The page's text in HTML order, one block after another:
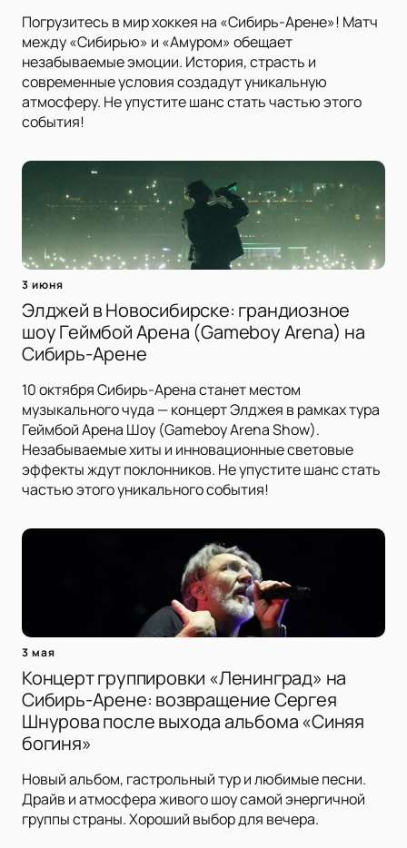
Погрузитесь в мир хоккея на «Сибирь-Арене»! Матч
между «Сибирью» и «Амуром» обещает
незабываемые эмоции. История, страсть и
современные условия создадут уникальную
атмосферу. Не упустите шанс стать частью этого
события!
3 июня
Элджей в Новосибирске: грандиозное
шоу Геймбой Арена (Gameboy Arena) на
Сибирь-Арене
10 октября Сибирь-Арена станет местом
музыкального чуда — концерт Элджея в рамках тура
Геймбой Арена Шоу (Gameboy Arena Show).
Незабываемые хиты и инновационные световые
эффекты ждут поклонников. Не упустите шанс стать
частью этого уникального события!
3 мая
Концерт группировки «Ленинград» на
Сибирь-Арене: возвращение Сергея
Шнурова после выхода альбома «Синяя
богиня»
Новый альбом, гастрольный тур и любимые песни.
Драйв и атмосфера живого шоу самой энергичной
группы страны. Хороший выбор для вечера.